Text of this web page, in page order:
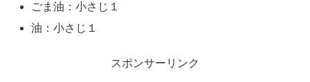
ごま油：小さじ１
油：小さじ１
スポンサーリンク